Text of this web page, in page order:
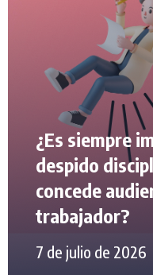
¿Es siempre
despido
concede
trabajador?
7 de julio de 2026